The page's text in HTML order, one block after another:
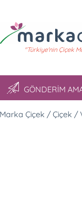
"Türkiye'nin Çiçek
GÖNDERİM
Marka Çiçek / Çiçek /